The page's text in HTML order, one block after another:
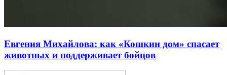
Евгения Михайлова: как «Кошкин дом» спасает
животных и поддерживает бойцов